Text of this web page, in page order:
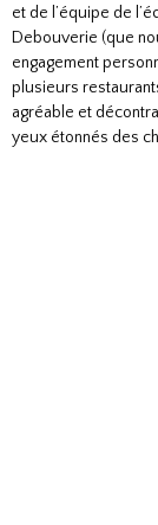
et de l’équipe de
Debouverie (que
engagement
plusieurs
agréable et
yeux étonnés des